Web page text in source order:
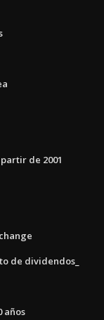
de 2001
de dividendos_
años